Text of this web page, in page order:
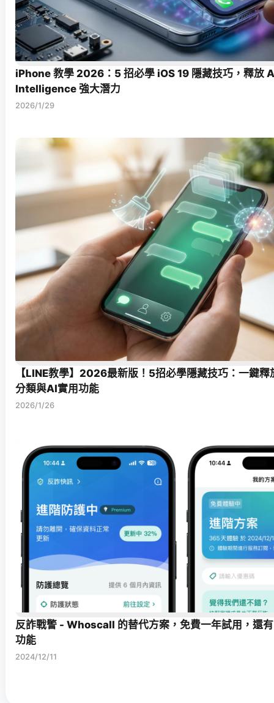
iPhone 教學 2026：5 招必學 iOS 19 隱藏技巧，釋放
Intelligence 強大潛力
2026/1/29
【LINE教學】2026最新版！5招必學隱藏技巧：一鍵釋
分類與AI實用功能
2026/1/26
反詐戰警 - Whoscall 的替代方案，免費一年試用，還
功能
2024/12/11